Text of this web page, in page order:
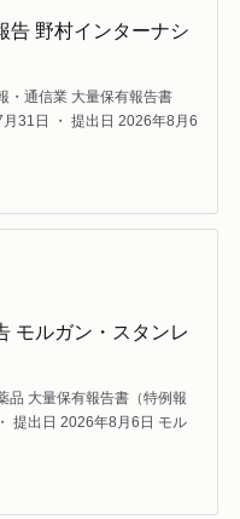
告 野村インターナシ
・通信業 大量保有報告書
月31日 ・ 提出日 2026年8月6
モルガン・スタンレ
品 大量保有報告書（特例報
提出日 2026年8月6日 モル